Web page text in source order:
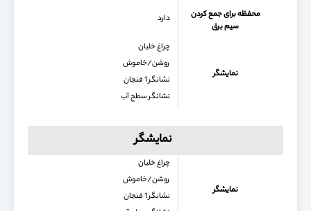
محفظه برای جمع كردن
سیم برق
دارد
نمایشگر
چراغ خلبان
روشن/خاموش
نشانگر 1 فنجان
نشانگر سطح آب
نمایشگر
نمایشگر
چراغ خلبان
روشن/خاموش
نشانگر 1 فنجان